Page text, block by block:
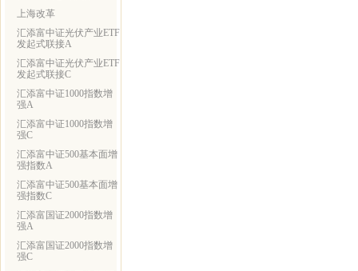
上海改革
汇添富中证光伏产业ETF
发起式联接A
汇添富中证光伏产业ETF
发起式联接C
汇添富中证1000指数增
强A
汇添富中证1000指数增
强C
汇添富中证500基本面增
强指数A
汇添富中证500基本面增
强指数C
汇添富国证2000指数增
强A
汇添富国证2000指数增
强C